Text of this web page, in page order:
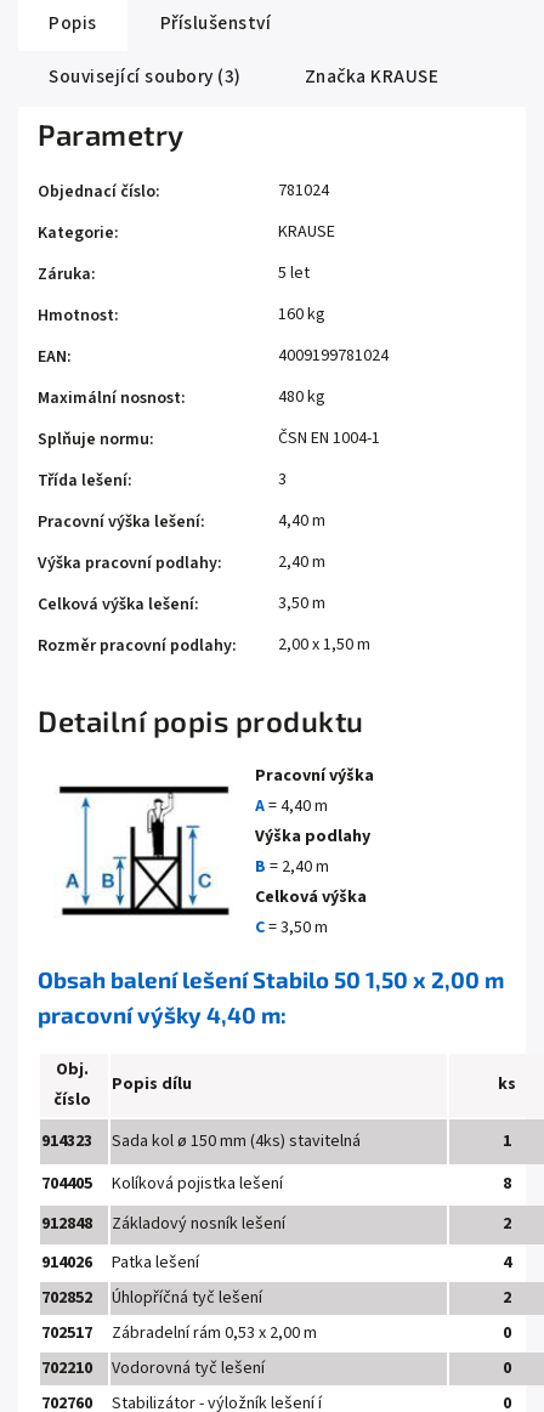
Popis
Příslušenství
Související soubory (3)
Značka KRAUSE
Detailní popis produktu
Pracovní výška
A= 4,40 m
Výška podlahy
B = 2,40 m
Celková výška
C= 3,50 m
Obsah balení lešení Stabilo 50 1,50 x 2,00 m
pracovní výšky 4,40 m:
Obj.
číslo
Popis dílu ks
914323 Sada kolø 150 mm (4ks) stavitelná
1
704405
Kolíková pojistka lešení
8
912848
Základový nosník lešení
2
914026
Patka lešení
4
702852
Úhlopříčná tyč lešení
2
702517
Zábradelní rám 0,53 x 2,00 m
0
702210
Vodorovná tyč lešení
0
702760
Stabilizátor - výložník lešení í 0
Parametry
Objednací číslo:
781024
Kategorie:
KRAUSE
Záruka:
5 let
Hmotnost:
160 kg
EAN:
4009199781024
Maximální nosnost:
480 kg
Splňuje normu:
ČSN EN 1004-1
Třída lešení:
3
Pracovní výška lešení:
4,40 m
Výška pracovní podlahy:
2,40 m
Celková výška lešení:
3,50 m
Rozměr pracovní podlahy: 2,00 x 1,50 m